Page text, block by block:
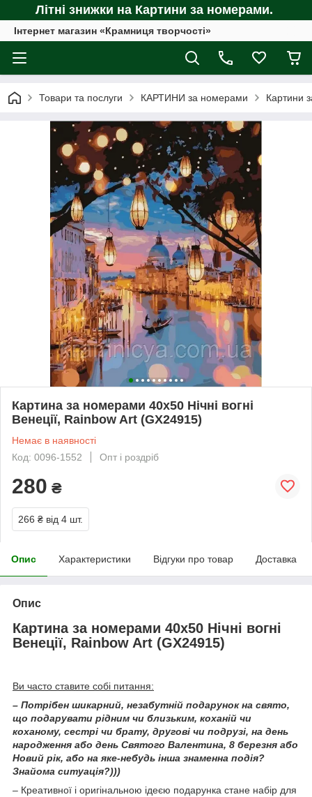
Літні знижки на Картини за номерами.
Інтернет магазин «Крамниця творчості»
Товари та послуги КАРТИНИ за номерами Картини
Картина за номерами 40x50 Нічні вогні
Венеції, Rainbow Art (GX24915)
Немає в наявності
Код: 0096-1552
Опт і роздріб
280 ₴
266 ₴ від 4 шт.
Опис Характеристики Відгуки про товар Доставка
Опис
Картина за номерами 40x50 Нічні вогні
Венеції, Rainbow Art (GX24915)
Ви часто ставите собі питання:
– Потрібен шикарний, незабутній подарунок на свято,
що подарувати рідним чи близьким, коханій чи
коханому, сестрі чи брату, другові чи подрузі, на день
народження або день Святого Валентина, 8 березня або
Новий рік, або на яке-небудь інша знаменна подія?
Знайома ситуація?)))
– Креативної і оригінальною ідеєю подарунка стане набір для